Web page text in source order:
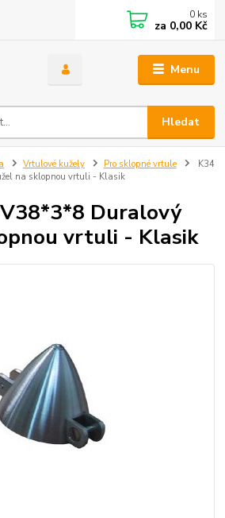
Menu
Hledat
0 ks
za 0,00 Kč
Vrtulové kužely Pro sklopné vrtule
K34
na sklopnou vrtuli - Klasik
Duralový
vrtuli - Klasik